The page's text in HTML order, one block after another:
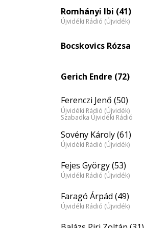
Romhányi Ibi (41)
Újvidéki Rádió (Újvidék)
Bocskovics Rózsa
Gerich Endre (72)
Ferenczi Jenő (50)
Újvidéki Rádió (Újvidék)
Szabadka Újvidéki Rádió
Sovény Károly (61)
Újvidéki Rádió (Újvidék)
Fejes György (53)
Újvidéki Rádió (Újvidék)
Faragó Árpád (49)
Újvidéki Rádió (Újvidék)